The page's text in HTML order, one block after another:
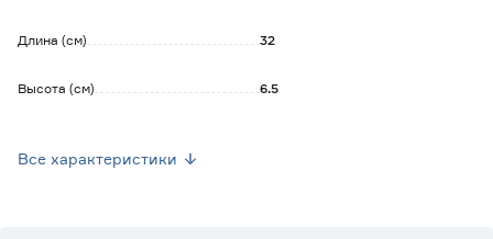
Длина (см) 32
Высота (см) 6.5
Все характеристики